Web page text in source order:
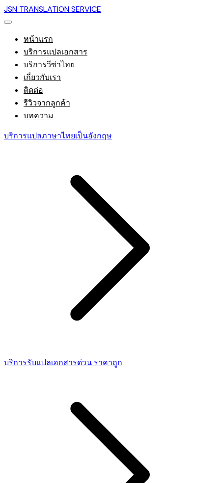
JSN TRANSLATION SERVICE
หน้าแรก
บริการแปลเอกสาร
บริการวีซ่าไทย
เกี่ยวกับเรา
ติดต่อ
รีวิวจากลูกค้า
บทความ
บริการแปลภาษาไทยเป็นอังกฤษ
บริการรับแปลเอกสารด่วน ราคาถูก